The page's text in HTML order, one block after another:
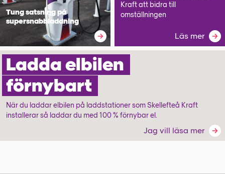
Tung satsning på
supersnabbladdning
Ladda elbilen
förnybart
När du laddar elbilen på laddstationer som Skellefteå Kraft
installerar så laddar du med 100 % förnybar el.
Jag vill läsa mer
Kraft att bidra till
omställningen
Läs mer